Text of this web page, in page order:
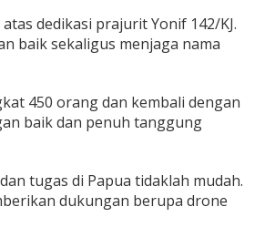
dedikasi prajurit Yonif 142/KJ.
baik sekaligus menjaga nama
450 orang dan kembali dengan
baik dan penuh tanggung
tugas di Papua tidaklah mudah.
dukungan berupa drone